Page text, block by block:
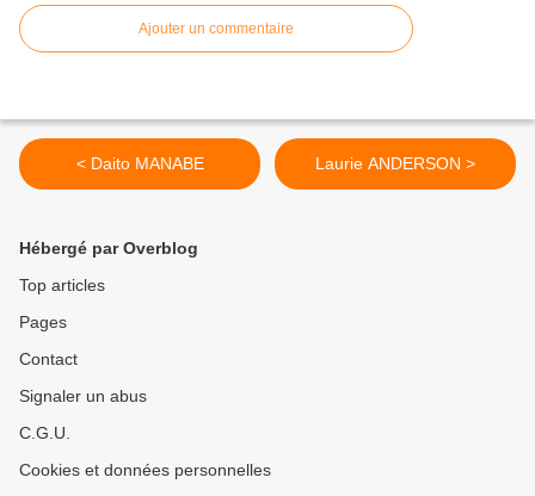
Ajouter un commentaire
< Daito MANABE Laurie ANDERSON >
Hébergé par Overblog
Top articles
Pages
Contact
Signaler un abus
C.G.U.
Cookies et données personnelles